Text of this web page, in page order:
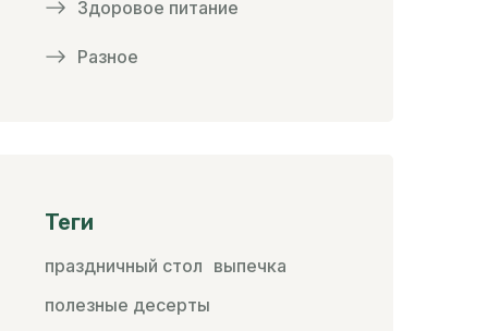
Здоровое питание
Разное
Теги
праздничный стол выпечка
полезные десерты